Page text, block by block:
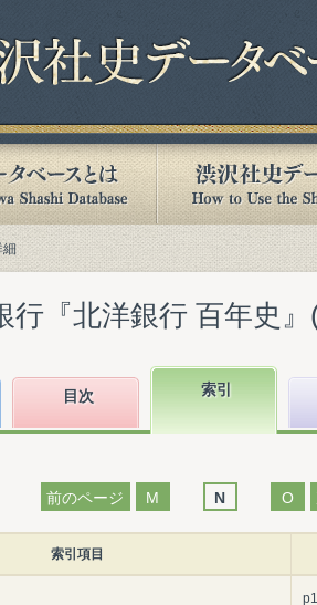
細
行『北洋銀行 百年史
目次 索引
前のページ M N O
索引項目